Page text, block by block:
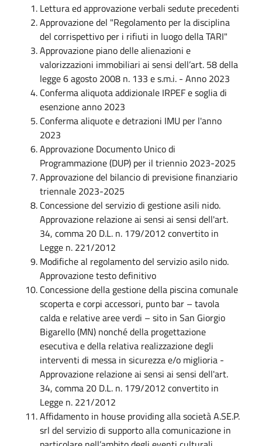
Lettura ed approvazione verbali sedute precedenti
Approvazione del "Regolamento per la disciplina
del corrispettivo per i rifiuti in luogo della TARI"
Approvazione piano delle alienazioni e
valorizzazioni immobiliari ai sensi dell’art. 58 della
legge 6 agosto 2008 n. 133 e s.m.i. - Anno 2023
Conferma aliquota addizionale IRPEF e soglia di
esenzione anno 2023
Conferma aliquote e detrazioni IMU per l'anno
2023
Approvazione Documento Unico di
Programmazione (DUP) per il triennio 2023-2025
Approvazione del bilancio di previsione finanziario
triennale 2023-2025
Concessione del servizio di gestione asili nido.
Approvazione relazione ai sensi ai sensi dell'art.
34, comma 20 D.L. n. 179/2012 convertito in
Legge n. 221/2012
Modifiche al regolamento del servizio asilo nido.
Approvazione testo definitivo
Concessione della gestione della piscina comunale
scoperta e corpi accessori, punto bar – tavola
calda e relative aree verdi – sito in San Giorgio
Bigarello (MN) nonché della progettazione
esecutiva e della relativa realizzazione degli
interventi di messa in sicurezza e/o miglioria -
Approvazione relazione ai sensi ai sensi dell'art.
34, comma 20 D.L. n. 179/2012 convertito in
Legge n. 221/2012
Affidamento in house providing alla società A.SE.P.
srl del servizio di supporto alla comunicazione in